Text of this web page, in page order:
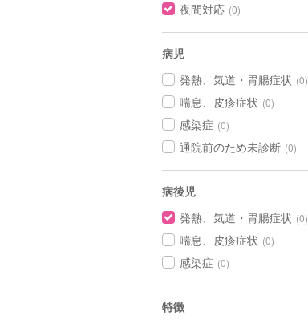
夜間対応 (0)
病児
発熱、気道・胃腸症状 (0)
喘息、皮疹症状 (0)
感染症 (0)
通院前のため未診断 (0)
病後児
発熱、気道・胃腸症状 (0)
喘息、皮疹症状 (0)
感染症 (0)
特徴